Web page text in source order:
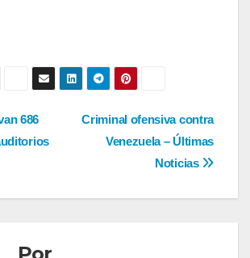
Criminal ofensiva contra
Venezuela – Últimas
Noticias
686